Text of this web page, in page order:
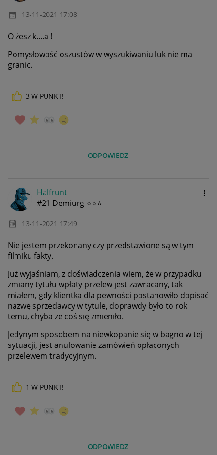
‎13-11-2021 17:08
O żesz k....a !
Pomysłowość oszustów w wyszukiwaniu luk nie ma
granic.
3 W PUNKT!
ODPOWIEDZ
Halfrunt
#21 Demiurg ⭐⭐⭐
‎13-11-2021 17:49
Nie jestem przekonany czy przedstawione są w tym
filmiku fakty.
Już wyjaśniam, z doświadczenia wiem, że w przypadku
zmiany tytułu wpłaty przelew jest zawracany, tak
miałem, gdy klientka dla pewności postanowiło dopisać
nazwę sprzedawcy w tytule, doprawdy było to rok
temu, chyba że coś się zmieniło.
Jedynym sposobem na niewkopanie się w bagno w tej
sytuacji, jest anulowanie zamówień opłaconych
przelewem tradycyjnym.
1 W PUNKT!
ODPOWIEDZ